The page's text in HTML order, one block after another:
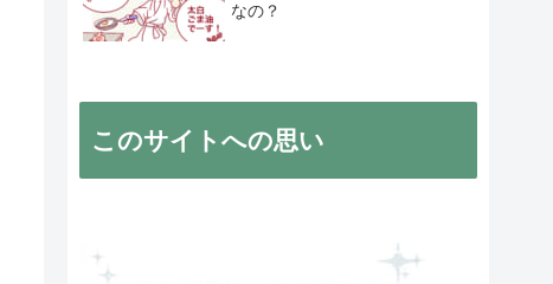
なの？
このサイトへの思い